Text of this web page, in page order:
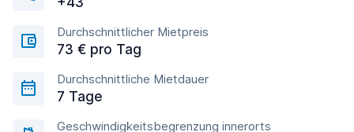
Durchschnittlicher Mietpreis
73 € pro Tag
Durchschnittliche Mietdauer
7 Tage
Geschwindigkeitsbegrenzung innerorts